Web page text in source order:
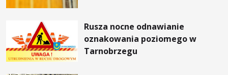
Rusza nocne odnawianie
oznakowania poziomego w
Tarnobrzegu